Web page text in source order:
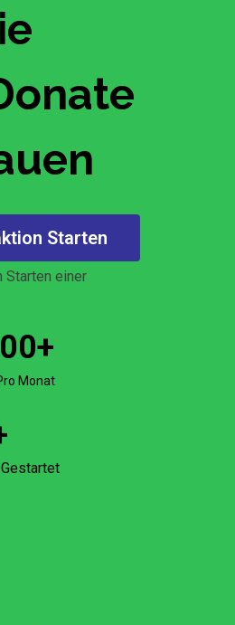
Starten
Starten einer
+
Monat